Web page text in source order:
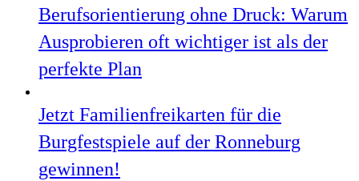
Berufsorientierung ohne Druck: Warum
Ausprobieren oft wichtiger ist als der
perfekte Plan
Jetzt Familienfreikarten für die
Burgfestspiele auf der Ronneburg
gewinnen!